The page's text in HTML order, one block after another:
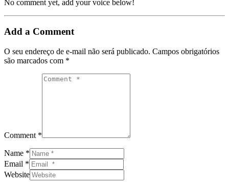
No comment yet, add your voice below!
Add a Comment
O seu endereço de e-mail não será publicado. Campos obrigatórios
são marcados com *
Comment *
Name *
Email *
Website